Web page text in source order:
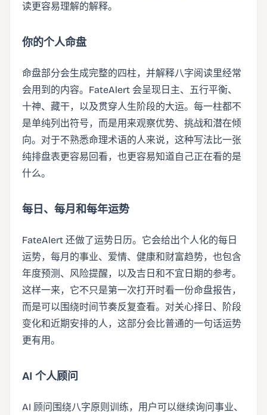
读更容易理解的解释。
你的个人命盘
命盘部分会生成完整的四柱，并解释八字阅读里经常
会用到的内容。FateAlert 会呈现日主、五行平衡、
十神、藏干，以及贯穿人生阶段的大运。每一柱都不
是单纯列出符号，而是用来观察优势、挑战和潜在倾
向。对于不熟悉命理术语的人来说，这种写法比一张
纯排盘表更容易回看，也更容易知道自己正在看的是
什么。
每日、每月和每年运势
FateAlert 还做了运势日历。它会给出个人化的每日
运势，每月的事业、爱情、健康和财富趋势，也包含
年度预测、风险提醒，以及吉日和不宜日期的参考。
这样一来，它不只是第一次打开时看一份命盘报告，
而是可以围绕时间节奏反复查看。对关心择日、阶段
变化和近期安排的人，这部分会比普通的一句话运势
更有用。
AI 个人顾问
AI 顾问围绕八字原则训练，用户可以继续询问事业、